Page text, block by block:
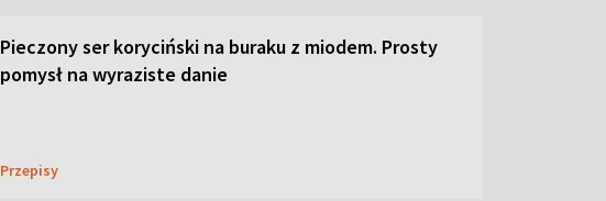
Pieczony ser koryciński na buraku z miodem. Prosty
pomysł na wyraziste danie
Przepisy